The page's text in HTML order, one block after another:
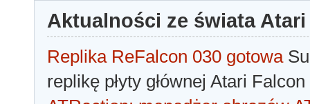
Aktualności ze świata Atari
Replika ReFalcon 030 gotowa
replikę płyty głównej Atari